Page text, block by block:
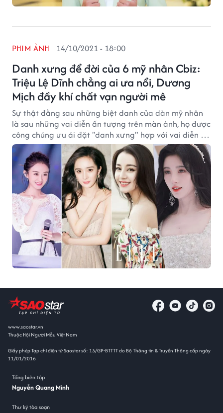
Danh xưng để đời của 6 mỹ nhân Cbiz:
Triệu Lệ Dĩnh chẳng ai ưa nổi, Dương
Mịch đầy khí chất vạn người mê
PHIM ẢNH 14/10/2021 - 18:00
Sự thật đằng sau những biệt danh của dàn mỹ nhân
là sau những vai diễn ấn tượng trên màn ảnh, họ được
công chúng ưu ái đặt "danh xưng" hợp với vai diễn ấn
tượng.
www.saostar.vn
Thuộc Hội Người Mẫu Việt Nam
Giấy phép Tạp chí điện tử Saostar số: 13/GP-BTTTT do Bộ Thông tin & Truyền Thông cấp ngày
11/01/2016
Tổng biên tập
Nguyễn Quang Minh
Thư ký tòa soạn